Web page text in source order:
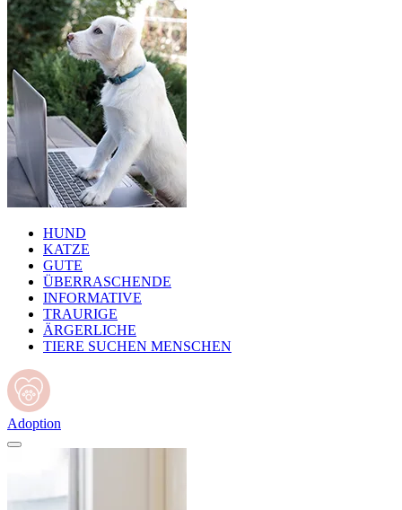
HUND
KATZE
GUTE
ÜBERRASCHENDE
INFORMATIVE
TRAURIGE
ÄRGERLICHE
TIERE SUCHEN MENSCHEN
Adoption